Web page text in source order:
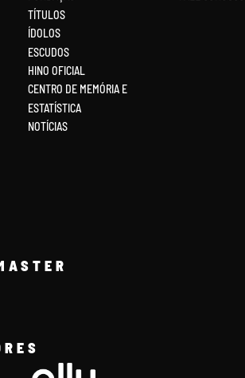
TÍTULOS
ÍDOLOS
ESCUDOS
HINO OFICIAL
CENTRO DE MEMÓRIA E
ESTATÍSTICA
NOTÍCIAS